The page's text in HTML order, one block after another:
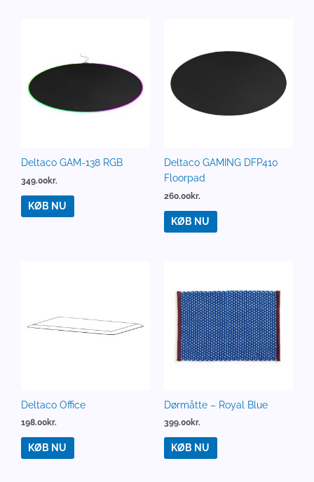
Deltaco GAM-138 RGB
349.00kr.
KØB NU
Deltaco GAMING DFP410
Floorpad
260.00kr.
KØB NU
Deltaco Office
198.00kr.
KØB NU
Dørmåtte – Royal Blue
399.00kr.
KØB NU